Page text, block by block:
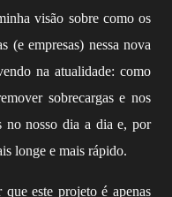
visão sobre como os
(e empresas) nessa nova
na atualidade: como
sobrecargas e nos
no nosso dia a dia e, por
longe e mais rápido.
este projeto é apenas